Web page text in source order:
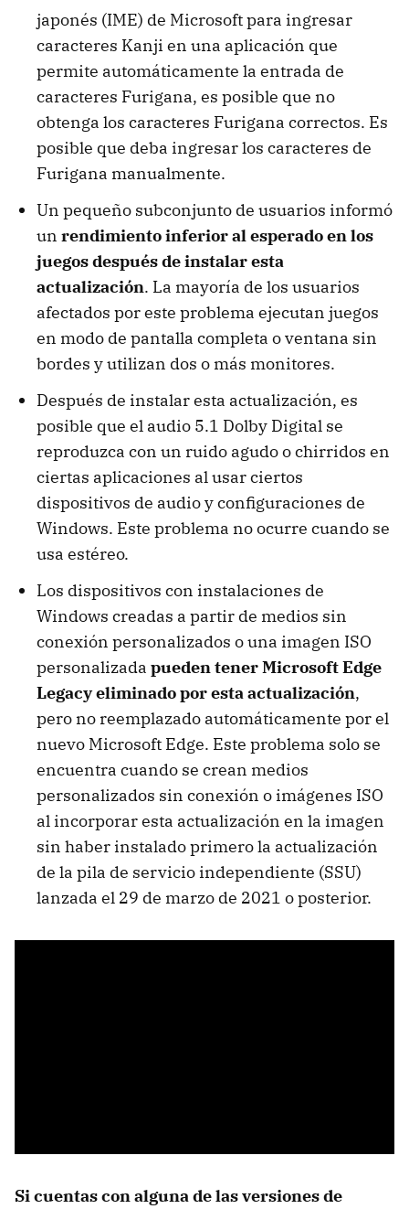
japonés (IME) de Microsoft para ingresar
caracteres Kanji en una aplicación que
permite automáticamente la entrada de
caracteres Furigana, es posible que no
obtenga los caracteres Furigana correctos. Es
posible que deba ingresar los caracteres de
Furigana manualmente.
Un pequeño subconjunto de usuarios informó
un rendimiento inferior al esperado en los
juegos después de instalar esta
actualización. La mayoría de los usuarios
afectados por este problema ejecutan juegos
en modo de pantalla completa o ventana sin
bordes y utilizan dos o más monitores.
Después de instalar esta actualización, es
posible que el audio 5.1 Dolby Digital se
reproduzca con un ruido agudo o chirridos en
ciertas aplicaciones al usar ciertos
dispositivos de audio y configuraciones de
Windows. Este problema no ocurre cuando se
usa estéreo.
Los dispositivos con instalaciones de
Windows creadas a partir de medios sin
conexión personalizados o una imagen ISO
personalizada pueden tener Microsoft Edge
Legacy eliminado por esta actualización,
pero no reemplazado automáticamente por el
nuevo Microsoft Edge. Este problema solo se
encuentra cuando se crean medios
personalizados sin conexión o imágenes ISO
al incorporar esta actualización en la imagen
sin haber instalado primero la actualización
de la pila de servicio independiente (SSU)
lanzada el 29 de marzo de 2021 o posterior.
Si cuentas con alguna de las versiones de